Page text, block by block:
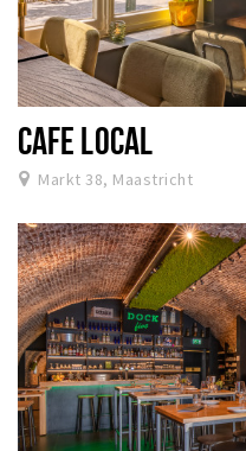
CAFE LOCAL
Markt 38, Maastricht